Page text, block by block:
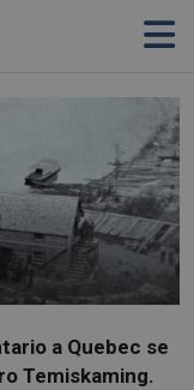
a Quebec se
Temiskaming.